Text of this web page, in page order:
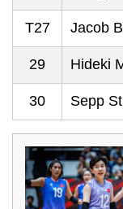
T27 Jacob
29 Hideki
30 Sepp